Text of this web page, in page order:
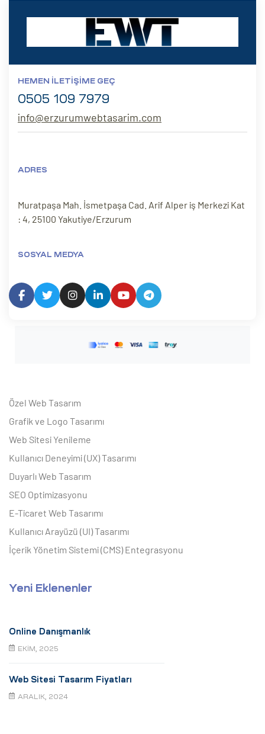
HEMEN İLETIŞIME GEÇ
0505 109 7979
info@erzurumwebtasarim.com
ADRES
Muratpaşa Mah. İsmetpaşa Cad. Arif Alper iş Merkezi Kat
: 4, 25100 Yakutiye/Erzurum
SOSYAL MEDYA
Özel Web Tasarım
Grafik ve Logo Tasarımı
Web Sitesi Yenileme
Kullanıcı Deneyimi (UX) Tasarımı
Duyarlı Web Tasarım
SEO Optimizasyonu
E-Ticaret Web Tasarımı
Kullanıcı Arayüzü (UI) Tasarımı
İçerik Yönetim Sistemi (CMS) Entegrasyonu
Yeni Eklenenler
Online Danışmanlık
EKIM, 2025
Web Sitesi Tasarım Fiyatları
ARALIK, 2024